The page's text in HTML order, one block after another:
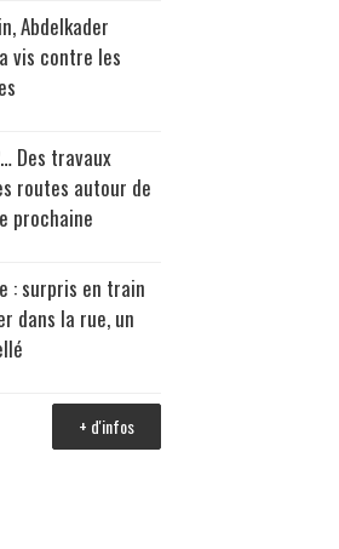
Abdelkader
vis contre les
Des travaux
routes autour de
prochaine
: surpris en train
dans la rue, un
+ d'infos